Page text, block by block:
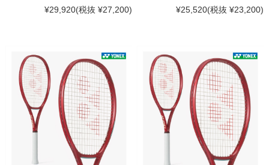
¥29,920(税抜 ¥27,200)
¥25,520(税抜 ¥23,200)